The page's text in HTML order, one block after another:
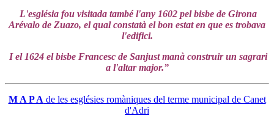
L'església fou visitada també l'any 1602 pel bisbe de Girona
Arévalo de Zuazo, el qual constatà el bon estat en que es trobava
l'edifici.
I el 1624 el bisbe Francesc de Sanjust manà construir un sagrari
a l'altar major.”
M A P A de les esglésies romàniques del terme municipal de Canet
d'Adri